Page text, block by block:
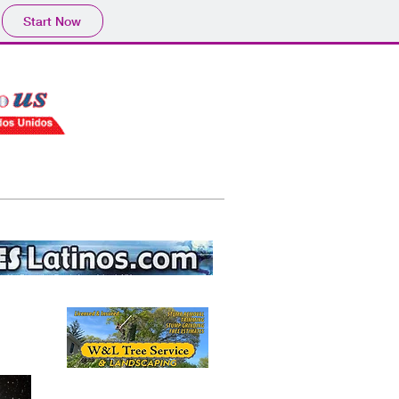
Start Now